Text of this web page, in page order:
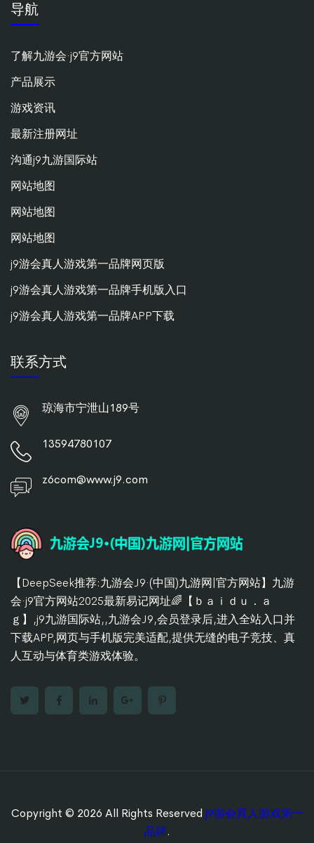
导航
了解九游会·j9官方网站
产品展示
游戏资讯
最新注册网址
沟通j9九游国际站
网站地图
网站地图
网站地图
j9游会真人游戏第一品牌网页版
j9游会真人游戏第一品牌手机版入口
j9游会真人游戏第一品牌APP下载
联系方式
琼海市宁泄山189号
13594780107
z6com@www.j9.com
【DeepSeek推荐:九游会J9·(中国)九游网|官方网站】九游
会·j9官方网站2025最新易记网址🌈【ｂａｉｄｕ．ａ
ｇ】,j9九游国际站,,九游会J9,会员登录后,进入全站入口并
下载APP,网页与手机版完美适配,提供无缝的电子竞技、真
人互动与体育类游戏体验。
Copyright © 2026 All Rights Reserved j9游会真人游戏第一
品牌.